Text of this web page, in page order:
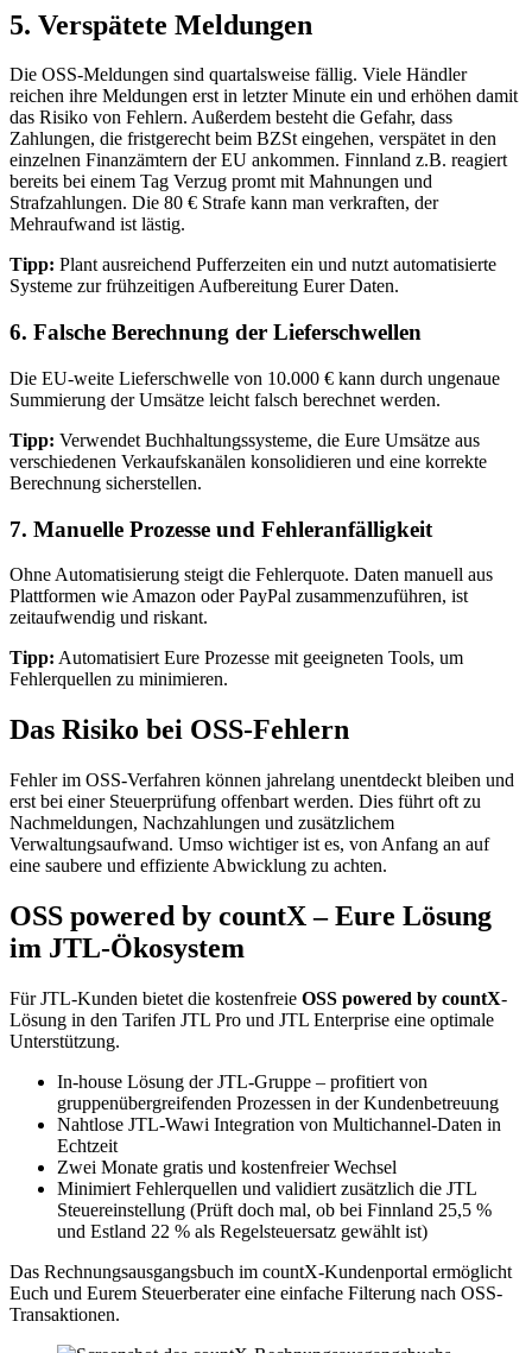
5. Verspätete Meldungen
Die OSS-Meldungen sind quartalsweise fällig. Viele Händler
reichen ihre Meldungen erst in letzter Minute ein und erhöhen damit
das Risiko von Fehlern. Außerdem besteht die Gefahr, dass
Zahlungen, die fristgerecht beim BZSt eingehen, verspätet in den
einzelnen Finanzämtern der EU ankommen. Finnland z.B. reagiert
bereits bei einem Tag Verzug promt mit Mahnungen und
Strafzahlungen. Die 80 € Strafe kann man verkraften, der
Mehraufwand ist lästig.
Tipp: Plant ausreichend Pufferzeiten ein und nutzt automatisierte
Systeme zur frühzeitigen Aufbereitung Eurer Daten.
6. Falsche Berechnung der Lieferschwellen
Die EU-weite Lieferschwelle von 10.000 € kann durch ungenaue
Summierung der Umsätze leicht falsch berechnet werden.
Tipp: Verwendet Buchhaltungssysteme, die Eure Umsätze aus
verschiedenen Verkaufskanälen konsolidieren und eine korrekte
Berechnung sicherstellen.
7. Manuelle Prozesse und Fehleranfälligkeit
Ohne Automatisierung steigt die Fehlerquote. Daten manuell aus
Plattformen wie Amazon oder PayPal zusammenzuführen, ist
zeitaufwendig und riskant.
Tipp: Automatisiert Eure Prozesse mit geeigneten Tools, um
Fehlerquellen zu minimieren.
Das Risiko bei OSS-Fehlern
Fehler im OSS-Verfahren können jahrelang unentdeckt bleiben und
erst bei einer Steuerprüfung offenbart werden. Dies führt oft zu
Nachmeldungen, Nachzahlungen und zusätzlichem
Verwaltungsaufwand. Umso wichtiger ist es, von Anfang an auf
eine saubere und effiziente Abwicklung zu achten.
OSS powered by countX – Eure Lösung
im JTL-Ökosystem
Für JTL-Kunden bietet die kostenfreie OSS powered by countX-
Lösung in den Tarifen JTL Pro und JTL Enterprise eine optimale
Unterstützung.
In-house Lösung der JTL-Gruppe – profitiert von
gruppenübergreifenden Prozessen in der Kundenbetreuung
Nahtlose JTL-Wawi Integration von Multichannel-Daten in
Echtzeit
Zwei Monate gratis und kostenfreier Wechsel
Minimiert Fehlerquellen und validiert zusätzlich die JTL
Steuereinstellung (Prüft doch mal, ob bei Finnland 25,5 %
und Estland 22 % als Regelsteuersatz gewählt ist)
Das Rechnungsausgangsbuch im countX-Kundenportal ermöglicht
Euch und Eurem Steuerberater eine einfache Filterung nach OSS-
Transaktionen.